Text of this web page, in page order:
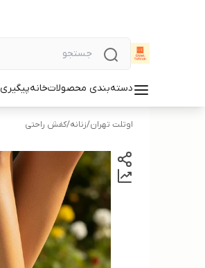
دسته‌بندی محصولاتخانه
اوتلت تهران/زنانه/کفش راحتی